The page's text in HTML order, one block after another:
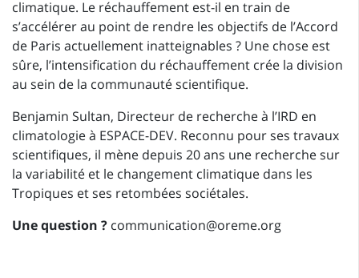
climatique. Le réchauffement est-il en train de
s’accélérer au point de rendre les objectifs de l’Accord
de Paris actuellement inatteignables ? Une chose est
sûre, l’intensification du réchauffement crée la division
au sein de la communauté scientifique.
Benjamin Sultan, Directeur de recherche à l’IRD en
climatologie à ESPACE-DEV. Reconnu pour ses travaux
scientifiques, il mène depuis 20 ans une recherche sur
la variabilité et le changement climatique dans les
Tropiques et ses retombées sociétales.
Une question ? communication@oreme.org